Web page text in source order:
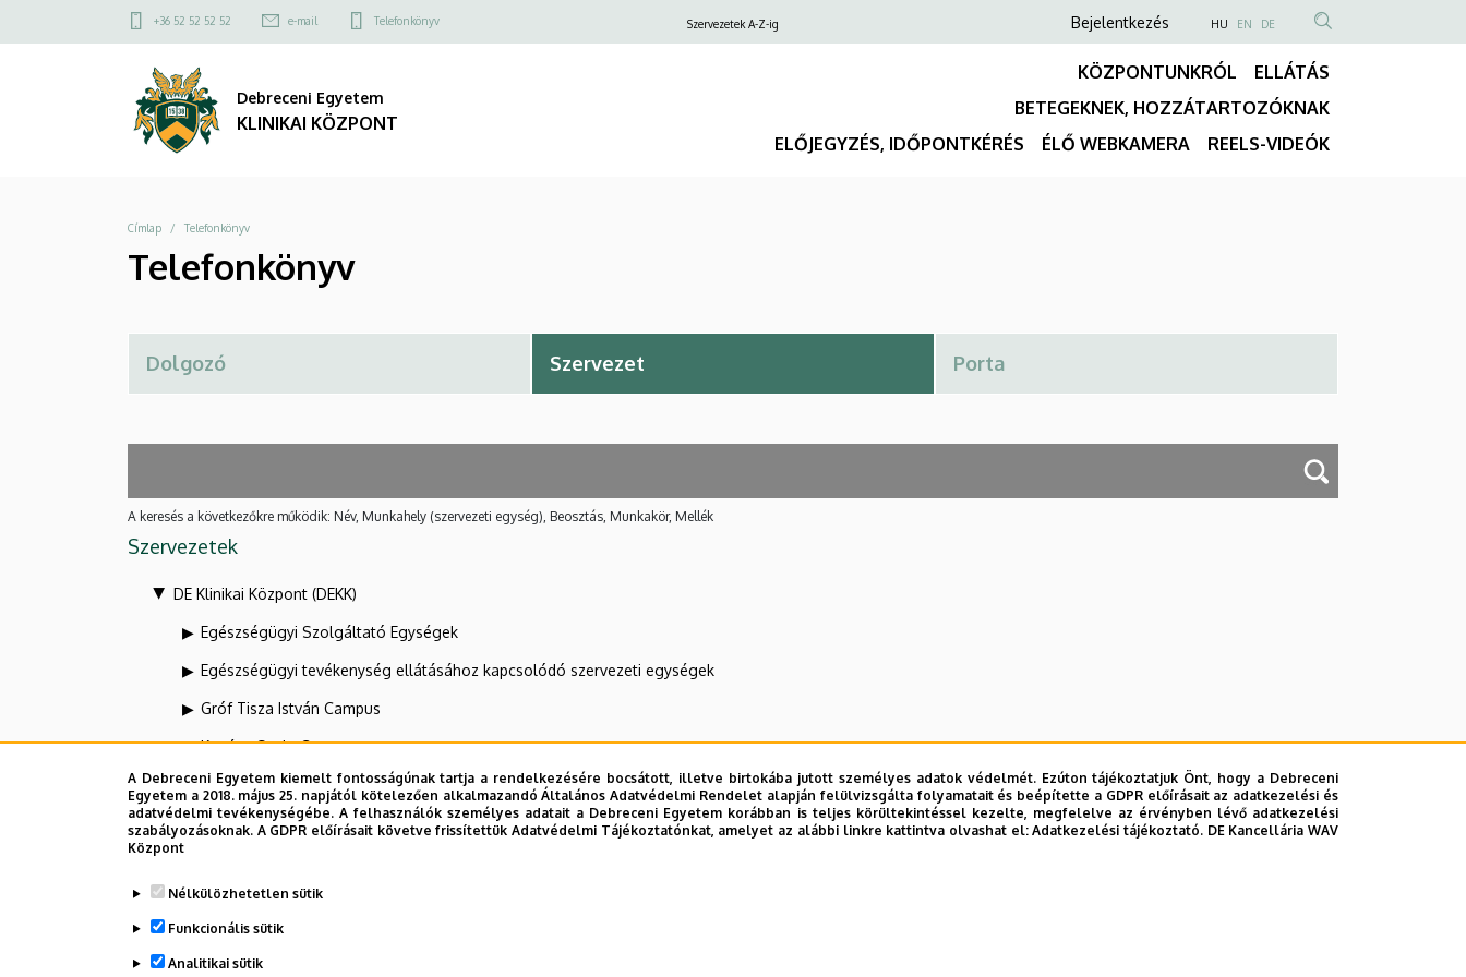
A Debreceni Egyetem kiemelt fontosságúnak tartja a rendelkezésére bocsátott, illetve birtokába jutott személyes adatok védelmét. Ezúton tájékoztatjuk Önt, hogy a Debreceni
Egyetem a 2018. május 25. napjától kötelezően alkalmazandó Általános Adatvédelmi Rendelet alapján felülvizsgálta folyamatait és beépítette a GDPR előírásait az adatkezelési és
adatvédelmi tevékenységébe. A felhasználók személyes adatait a Debreceni Egyetem korábban is teljes körültekintéssel kezelte, megfelelve az érvényben lévő adatkezelési
szabályozásoknak. A GDPR előírásait követve frissítettük Adatvédelmi Tájékoztatónkat, amelyet az alábbi linkre kattintva olvashat el:Adatkezelési tájékoztató. DE Kancellária WAV
Központ
Nélkülözhetetlen sütik
Funkcionális sütik
Analitikai sütik
Telefonkönyv
KLINIKAI
KÖZPONT
a
Felső
menü
+36 52 52 52 52 e-mail Telefonkönyv Szervezetek A-Z-ig
Anonim
fiók
menüje
Bejelentkezés NYELVVÁLASZTÓ
HU EN DE
TARTALOM
KERESÉSE
Debreceni Egyetem
KLINIKAI KÖZPONT
KÖZPONTUNKRÓL
ELLÁTÁS
BETEGEKNEK, HOZZÁTARTOZÓKNAK
ELŐJEGYZÉS, IDŐPONTKÉRÉS
ÉLŐ WEBKAMERA REELS-VIDEÓK
Morzsa
Címlap Telefonkönyv
Telefonkönyv
A keresés a következőkre működik: Név, Munkahely (szervezeti egység), Beosztás, Munkakör, Mellék
Szervezetek
DE Klinikai Központ (DEKK)
Egészségügyi Szolgáltató Egységek
Egészségügyi tevékenység ellátásához kapcsolódó szervezeti egységek
Gróf Tisza István Campus
Kenézy Gyula Campus
KK Diagnosztikáért felelős alelnök
KK Orvosszakmai alelnök
Dolgozói adatmódosítás igénylése a DE telefonkönyvében